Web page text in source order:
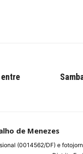
de Menezes
(0014562/DF) e